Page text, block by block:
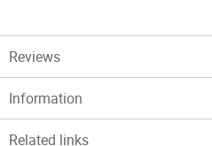
Reviews
Information
Related links